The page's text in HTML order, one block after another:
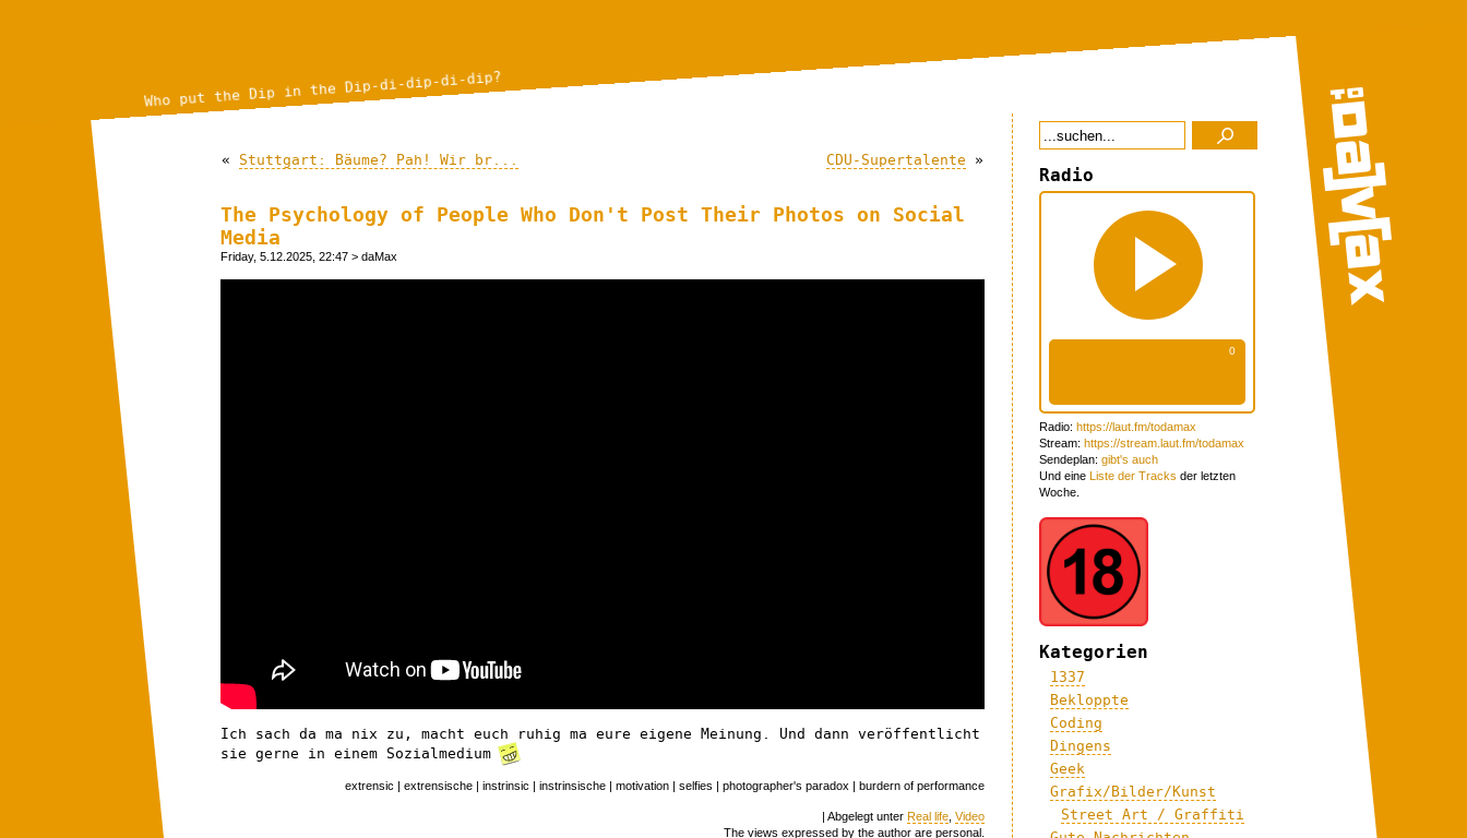
Who put the Dip in the Dip-di-dip-di-dip?
« Stuttgart: Bäume? Pah! Wir br... CDU-Supertalente »
The Psychology of People Who Don't Post Their Photos on Social
Media
Friday, 5.12.2025, 22:47 > daMax
Ich sach da ma nix zu, macht euch ruhig ma eure eigene Meinung. Und dann veröffentlicht
sie gerne in einem Sozialmedium
extrensic | extrensische | instrinsic | instrinsische | motivation | selfies | photographer's paradox | burdern of performance
| Abgelegt unter Real life Video
The views expressed by the author are personal.
Radio
Radio: https://laut.fm/todamax
Stream: https://stream.laut.fm/todamax
Sendeplan: gibt's auch
Und eine Liste der Tracks der letzten
Woche.
Kategorien
1337
Bekloppte
Coding
Dingens
Geek
Grafix/Bilder/Kunst
Street Art / Graffiti